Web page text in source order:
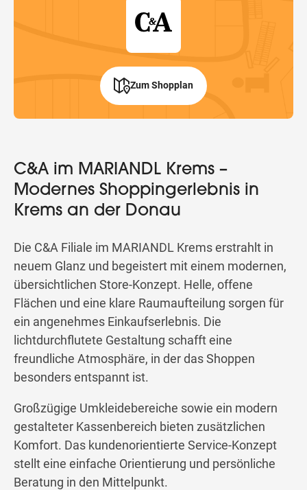
C&A im MARIANDL Krems –
Modernes Shoppingerlebnis in
Krems an der Donau
Die C&A Filiale im MARIANDL Krems erstrahlt in
neuem Glanz und begeistert mit einem modernen,
übersichtlichen Store-Konzept. Helle, offene
Flächen und eine klare Raumaufteilung sorgen für
ein angenehmes Einkaufserlebnis. Die
lichtdurchflutete Gestaltung schafft eine
freundliche Atmosphäre, in der das Shoppen
besonders entspannt ist.
Großzügige Umkleidebereiche sowie ein modern
gestalteter Kassenbereich bieten zusätzlichen
Komfort. Das kundenorientierte Service-Konzept
stellt eine einfache Orientierung und persönliche
Beratung in den Mittelpunkt.
Zum Shopplan